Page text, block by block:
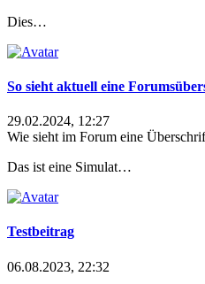
Dies…
So sieht aktuell eine
29.02.2024, 12:27
Wie sieht im Forum eine
Das ist eine Simulat…
Testbeitrag
06.08.2023, 22:32